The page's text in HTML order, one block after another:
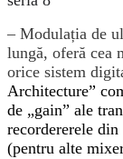
– Modulația de
lungă, oferă cea
orice sistem
Architecture”
de „gain” ale
recordererele
(pentru alte